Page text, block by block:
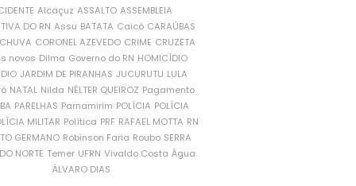
Alcaçuz ASSALTO ASSEMBLEIA
DO RN Assu BATATA Caicó CARAÚBAS
CORONEL AZEVEDO CRIME CRUZETA
novos Dilma Governo do RN HOMICÍDIO
JARDIM DE PIRANHAS JUCURUTU LULA
NATAL Nilda NÉLTER QUEIROZ Pagamento
PARELHAS Parnamirim POLÍCIA POLÍCIA
MILITAR Política PRF RAFAEL MOTTA RN
GERMANO Robinson Faria Roubo SERRA
NORTE Temer UFRN Vivaldo Costa Água
ÁLVARO DIAS